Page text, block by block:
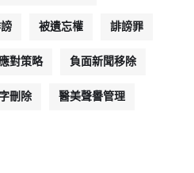
被遺忘權 誹謗罪
對策略 負面新聞移除
刪除 醫美聲譽管理